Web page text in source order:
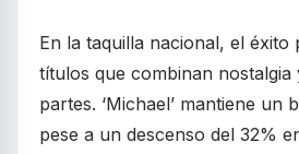
En la taquilla nacional, el éxito
títulos que combinan nostalgia
partes. ‘Michael’ mantiene un
pese a un descenso del 32%